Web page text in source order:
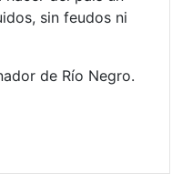
sin feudos ni
de Río Negro.